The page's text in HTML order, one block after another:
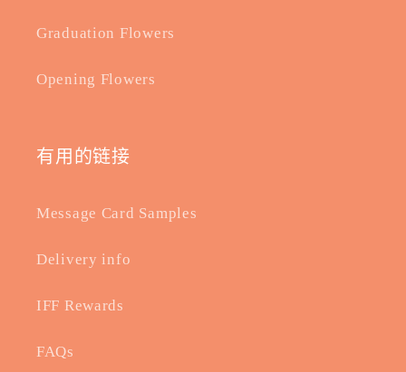
Graduation Flowers
Opening Flowers
有用的链接
Message Card Samples
Delivery info
IFF Rewards
FAQs